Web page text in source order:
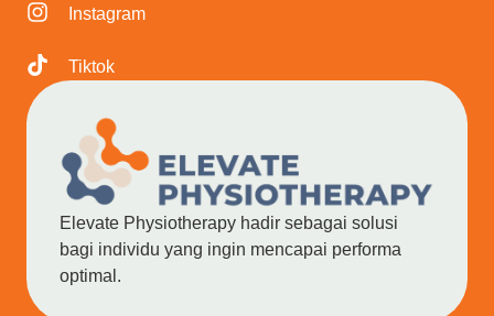
Instagram
Tiktok
Elevate Physiotherapy hadir sebagai solusi
bagi individu yang ingin mencapai performa
optimal.